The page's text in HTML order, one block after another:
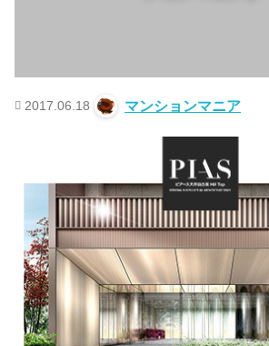
2017.06.18 マンションマニア